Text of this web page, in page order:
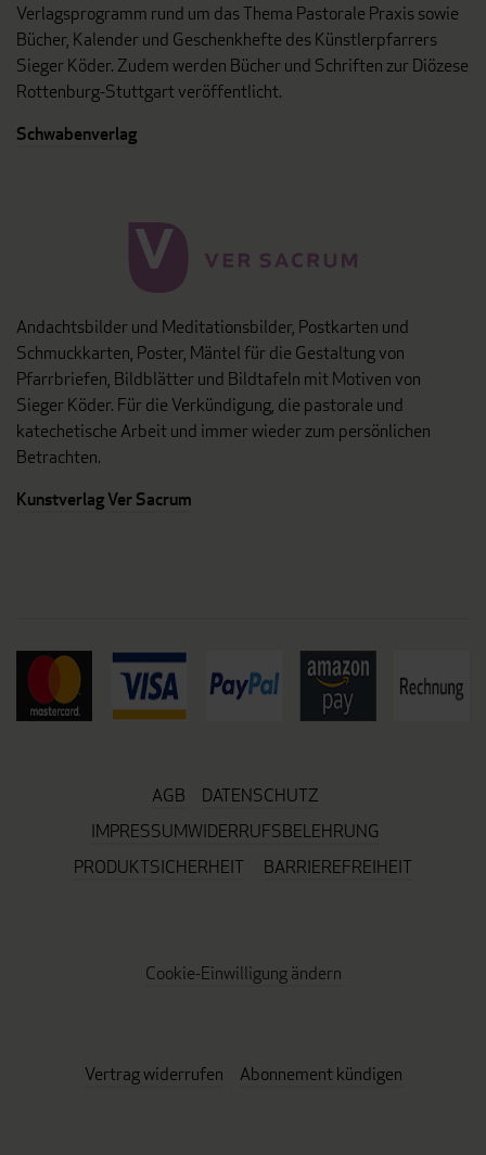
Verlagsprogramm rund um das Thema Pastorale Praxis sowie
Bücher, Kalender und Geschenkhefte des Künstlerpfarrers
Sieger Köder. Zudem werden Bücher und Schriften zur Diözese
Rottenburg-Stuttgart veröffentlicht.
Schwabenverlag
Andachtsbilder und Meditationsbilder, Postkarten und
Schmuckkarten, Poster, Mäntel für die Gestaltung von
Pfarrbriefen, Bildblätter und Bildtafeln mit Motiven von
Sieger Köder. Für die Verkündigung, die pastorale und
katechetische Arbeit und immer wieder zum persönlichen
Betrachten.
Kunstverlag Ver Sacrum
AGB
DATENSCHUTZ
IMPRESSUMWIDERRUFSBELEHRUNG
PRODUKTSICHERHEIT
BARRIEREFREIHEIT
Cookie-Einwilligung ändern
Vertrag widerrufen Abonnement kündigen